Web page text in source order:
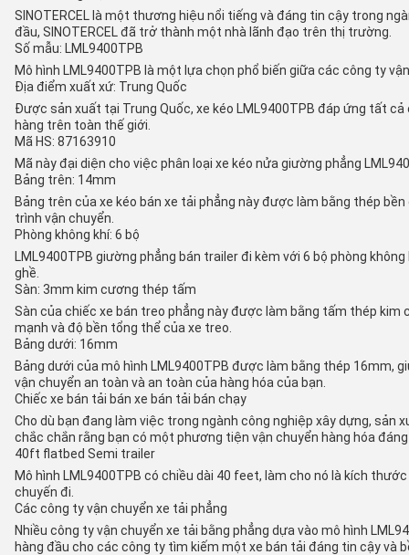
SINOTERCEL là một thương hiệu nổi tiếng và đáng tin cậy trong
đầu, SINOTERCEL đã trở thành một nhà lãnh đạo trên thị trường.
Số mẫu: LML9400TPB
Mô hình LML9400TPB là một lựa chọn phổ biến giữa các công ty
Địa điểm xuất xứ: Trung Quốc
Được sản xuất tại Trung Quốc, xe kéo LML9400TPB đáp ứng tất
hàng trên toàn thế giới.
Mã HS: 87163910
Mã này đại diện cho việc phân loại xe kéo nửa giường phẳng
Bảng trên: 14mm
Bảng trên của xe kéo bán xe tải phẳng này được làm bằng thép
trình vận chuyển.
Phòng không khí: 6 bộ
LML9400TPB giường phẳng bán trailer đi kèm với 6 bộ phòng
ghề.
Sàn: 3mm kim cương thép tấm
Sàn của chiếc xe bán treo phẳng này được làm bằng tấm thép
mạnh và độ bền tổng thể của xe treo.
Bảng dưới: 16mm
Bảng dưới của mô hình LML9400TPB được làm bằng thép
vận chuyển an toàn và an toàn của hàng hóa của bạn.
Chiếc xe bán tải bán xe bán tải bán chạy
Cho dù bạn đang làm việc trong ngành công nghiệp xây dựng,
chắc chắn rằng bạn có một phương tiện vận chuyển hàng hóa
40ft flatbed Semi trailer
Mô hình LML9400TPB có chiều dài 40 feet, làm cho nó là kích
chuyến đi.
Các công ty vận chuyển xe tải phẳng
Nhiều công ty vận chuyển xe tải bằng phẳng dựa vào mô hình
hàng đầu cho các công ty tìm kiếm một xe bán tải đáng tin cậy và